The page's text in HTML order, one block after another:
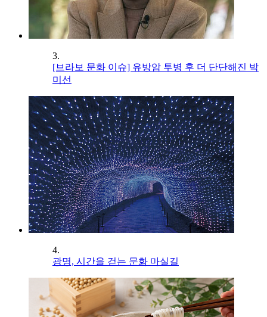
3.
[브라보 문화 이슈] 유방암 투병 후 더 단단해진 박
미선
4.
광명, 시간을 걷는 문화 마실길